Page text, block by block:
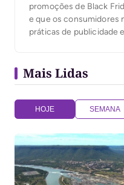
promoções de Black
e que os consumidores
práticas de publicidade
Tocantins Com as
Mais Lidas
HOJE SEMANA